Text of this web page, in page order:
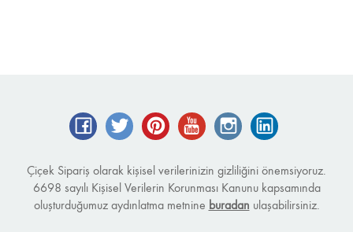
FacebookTwitter Pinterest YouTube Instagram
Çiçek Sipariş olarak kişisel verilerinizin gizliliğini önemsiyoruz.
6698 sayılı Kişisel Verilerin Korunması Kanunu kapsamında
oluşturduğumuz aydınlatma metnine buradan ulaşabilirsiniz.